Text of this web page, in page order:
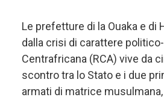
Le prefetture di la Ouaka e
dalla crisi di carattere
Centrafricana (RCA) vive da
scontro tra lo Stato e i due
armati di matrice